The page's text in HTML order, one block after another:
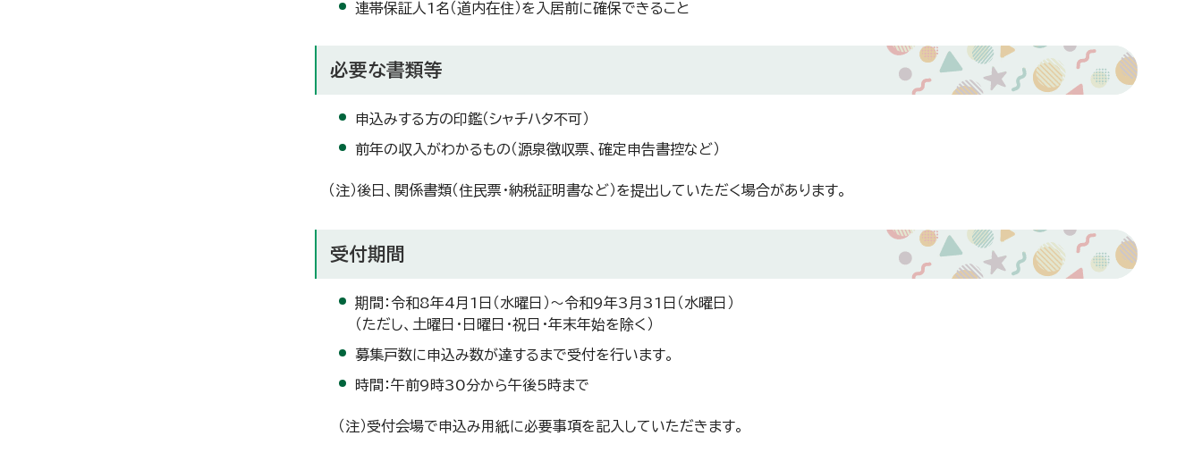
連帯保証人1名（道内在住）を入居前に確保できること
必要な書類等
申込みする方の印鑑（シャチハタ不可）
前年の収入がわかるもの（源泉徴収票、確定申告書控など）
（注）後日、関係書類（住民票・納税証明書など）を提出していただく場合があります。
受付期間
期間：令和8年4月1日（水曜日）～令和9年3月31日（水曜日）
（ただし、土曜日・日曜日・祝日・年末年始を除く）
募集戸数に申込み数が達するまで受付を行います。
時間：午前9時30分から午後5時まで
（注）受付会場で申込み用紙に必要事項を記入していただきます。